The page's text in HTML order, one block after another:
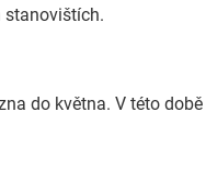
stanovištích.
do května. V této